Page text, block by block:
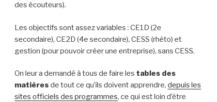
des écouteurs).
Les objectifs sont assez variables : CE1D (2e
secondaire), CE2D (4e secondaire), CESS (rhéto) et
gestion (pour pouvoir créer une entreprise), sans CESS.
On leur a demandé à tous de faire les tables des
matières de tout ce qu’ils doivent apprendre, depuis les
sites officiels des programmes, ce qui est loin d’être